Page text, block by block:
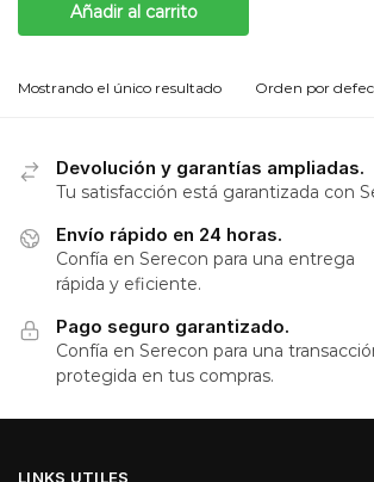
Añadir al carrito
Mostrando el único resultado
Devolución y garantías ampliadas.
Tu satisfacción está garantizada con
Envío rápido en 24 horas.
Confía en Serecon para una entrega
rápida y eficiente.
Pago seguro garantizado.
Confía en Serecon para una
protegida en tus compras.
LINKS UTILES